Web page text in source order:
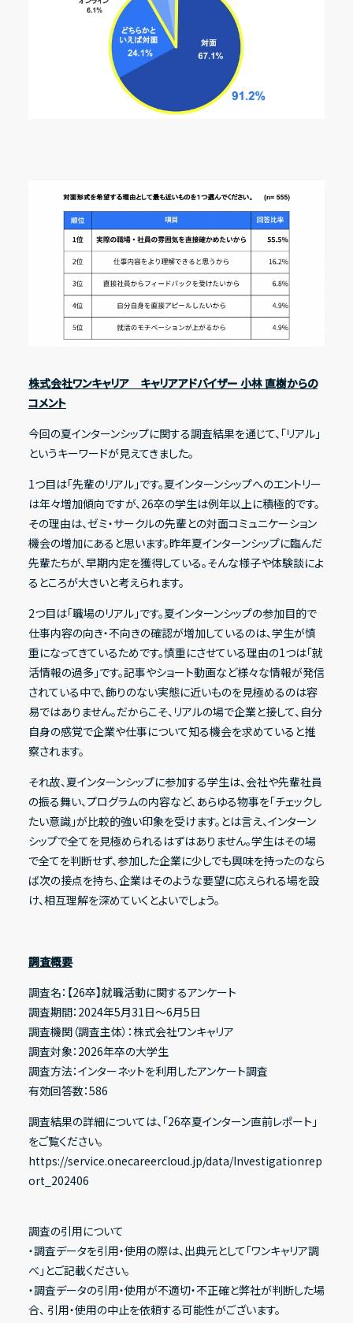
株式会社ワンキャリア キャリアアドバイザー 小林 直樹からの
コメント
今回の夏インターンシップに関する調査結果を通じて、「リアル」
というキーワードが見えてきました。
1つ目は「先輩のリアル」です。夏インターンシップへのエントリー
は年々増加傾向ですが、26卒の学生は例年以上に積極的です。
その理由は、ゼミ・サークルの先輩との対面コミュニケーション
機会の増加にあると思います。昨年夏インターンシップに臨んだ
先輩たちが、早期内定を獲得している。そんな様子や体験談によ
るところが大きいと考えられます。
2つ目は「職場のリアル」です。夏インターンシップの参加目的で
仕事内容の向き・不向きの確認が増加しているのは、学生が慎
重になってきているためです。慎重にさせている理由の1つは「就
活情報の過多」です。記事やショート動画など様々な情報が発信
されている中で、飾りのない実態に近いものを見極めるのは容
易ではありません。だからこそ、リアルの場で企業と接して、自分
自身の感覚で企業や仕事について知る機会を求めていると推
察されます。
それ故、夏インターンシップに参加する学生は、会社や先輩社員
の振る舞い、プログラムの内容など、あらゆる物事を「チェックし
たい意識」が比較的強い印象を受けます。とは言え、インターン
シップで全てを見極められるはずはありません。学生はその場
で全てを判断せず、参加した企業に少しでも興味を持ったのなら
ば次の接点を持ち、企業はそのような要望に応えられる場を設
け、相互理解を深めていくとよいでしょう。
調査概要
調査名：【26卒】就職活動に関するアンケート
調査期間：2024年5月31日〜6月5日
調査機関（調査主体）：株式会社ワンキャリア
調査対象：2026年卒の大学生
調査方法：インターネットを利用したアンケート調査
有効回答数：586
調査結果の詳細については、「26卒夏インターン直前レポート」
をご覧ください。
https://service.onecareercloud.jp/data/Investigationrep
ort_202406
調査の引用について
・調査データを引用・使用の際は、出典元として「ワンキャリア調
べ」とご記載ください。
・調査データの引用・使用が不適切・不正確と弊社が判断した場
合、 引用・使用の中止を依頼する可能性がございます。